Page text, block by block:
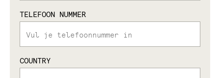
TELEFOON NUMMER
COUNTRY